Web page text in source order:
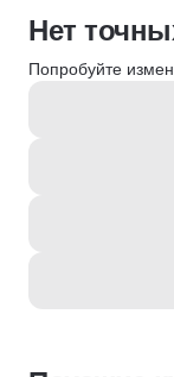
Нет
Попробуйте